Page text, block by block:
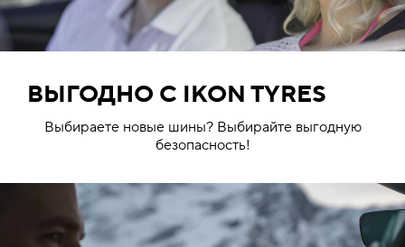
ПОКУПКА И АКЦИИ
ВЫГОДНО C IKON TYRES
Выбираете новые шины? Выбирайте выгодную
безопасность!